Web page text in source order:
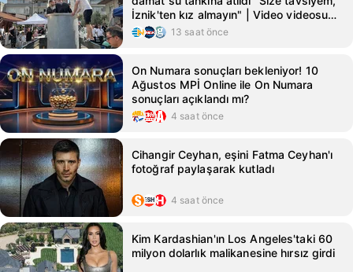
İznik'ten kız almayın" | Video videosunu
izle | Son Dakika Haberleri
13 saat önce
On Numara sonuçları bekleniyor! 10
Ağustos MPİ Online ile On Numara
sonuçları açıklandı mı?
4 saat önce
Cihangir Ceyhan, eşini Fatma Ceyhan'ı
fotoğraf paylaşarak kutladı
4 saat önce
Kim Kardashian'ın Los Angeles'taki 60
milyon dolarlık malikanesine hırsız girdi